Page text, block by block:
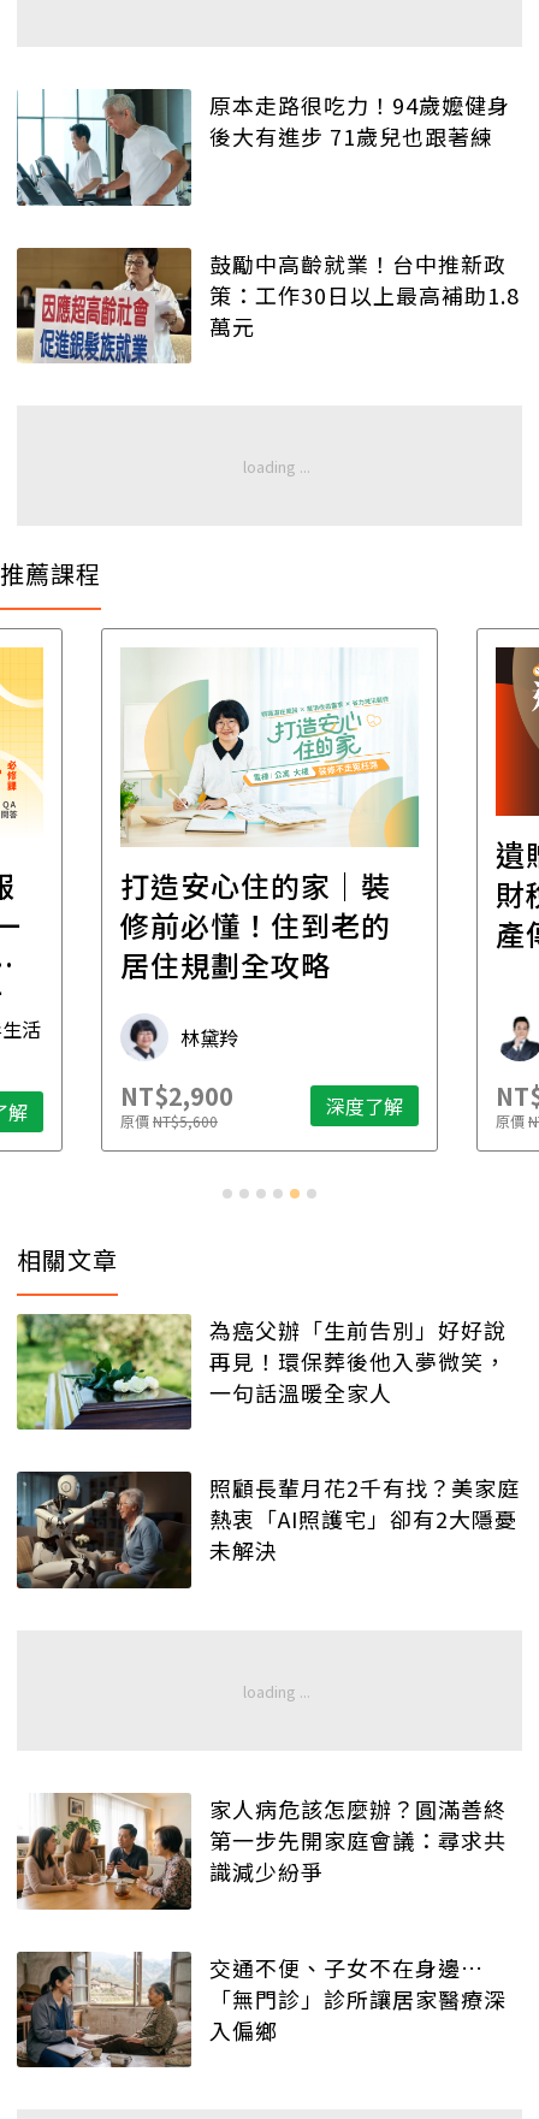
原本走路很吃力！94歲嬤健身
後大有進步 71歲兒也跟著練
鼓勵中高齡就業！台中推新政
策：工作30日以上最高補助1.8
萬元
推薦課程
活
解
打造安心住的家｜裝
修前必懂！住到老的
居住規劃全攻略
林黛羚
NT$2,900
原價NT$5,600 深度了解
遺
財
產
原價
相關文章
為癌父辦「生前告別」好好說
再見！環保葬後他入夢微笑，
一句話溫暖全家人
照顧長輩月花2千有找？美家庭
熱衷「AI照護宅」卻有2大隱憂
未解決
家人病危該怎麼辦？圓滿善終
第一步先開家庭會議：尋求共
識減少紛爭
交通不便、子女不在身邊…
「無門診」診所讓居家醫療深
入偏鄉